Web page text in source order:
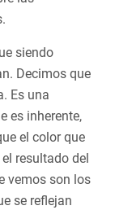
siendo
Decimos que
Es una
es inherente,
el color que
resultado del
vemos son los
se reflejan